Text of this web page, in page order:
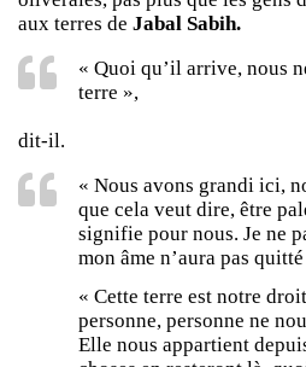
aux terres de Jabal Sabih.
« Quoi qu’il arrive, nous
terre »,
dit-il.
« Nous avons grandi ici,
que cela veut dire, être
signifie pour nous. Je ne
mon âme n’aura pas
« Cette terre est notre
personne, personne ne
Elle nous appartient